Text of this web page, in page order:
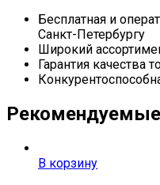
Бесплатная и
Санкт-Петербургу
Широкий
Гарантия качества
В корзину